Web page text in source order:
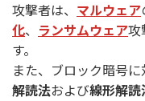
攻撃者は、 マルウェア
化、 ランサムウェア攻
す。
また、ブロック暗号に
解読法および線形解読